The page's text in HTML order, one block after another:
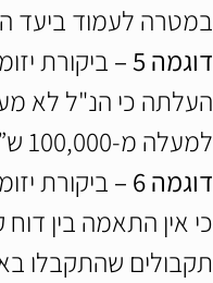
במטרה לעמוד ביעד
דוגמה 5 –
ביקורת
העלתה כי הנ"ל לא
למעלה מ-100,000 ש”ח, שנצברו לאורך מספר שנים.
דוגמה 6 –
ביקורת
כי אין התאמה בין
תקבולים שהתקבלו